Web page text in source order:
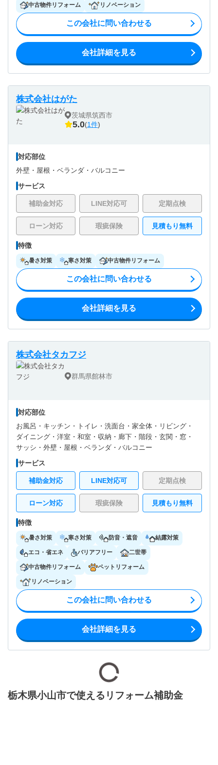
中古物件リフォーム リノベーション
この会社に問い合わせる
会社詳細を見る
株式会社はがた
茨城県筑西市
5.0(1件)
対応部位
外壁・ 屋根・ ベランダ・バルコニー
サービス
補助金対応 LINE対応可 定期点検
ローン対応 瑕疵保険 見積もり無料
特徴
暑さ対策 寒さ対策 中古物件リフォーム
この会社に問い合わせる
会社詳細を見る
株式会社タカフジ
群馬県館林市
対応部位
お風呂・ キッチン・ トイレ・ 洗面台・ 家全体・ リビング・
ダイニング・ 洋室・ 和室・ 収納・ 廊下・ 階段・ 玄関・ 窓・
サッシ・ 外壁・ 屋根・ ベランダ・バルコニー
サービス
補助金対応 LINE対応可 定期点検
ローン対応 瑕疵保険 見積もり無料
特徴
暑さ対策 寒さ対策 防音・遮音 結露対策
エコ・省エネ バリアフリー 二世帯
中古物件リフォーム ペットリフォーム
リノベーション
この会社に問い合わせる
会社詳細を見る
栃木県小山市で使えるリフォーム補助金